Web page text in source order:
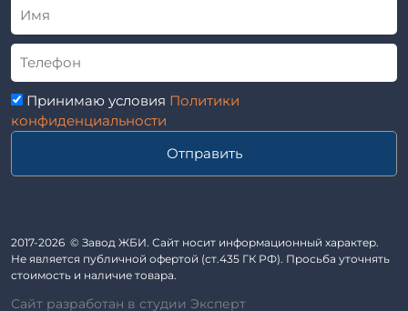
Приставки железобетонные (пасынки) Серия 3.407-57 и
ГОСТ 14295-75
Лестничные марши
Автопавильоны
Анкера железобетонные
Балки железобетонные
Блоки железобетонные
Кабины санитарно-технические
Капители колонн
Принимаю условия Политики
конфиденциальности
Отправить
2017-2026 © Завод ЖБИ. Сайт носит информационный характер.
Не является публичной офертой (ст.435 ГК РФ). Просьба уточнять
стоимость и наличие товара.
Сайт разработан в студии Эксперт